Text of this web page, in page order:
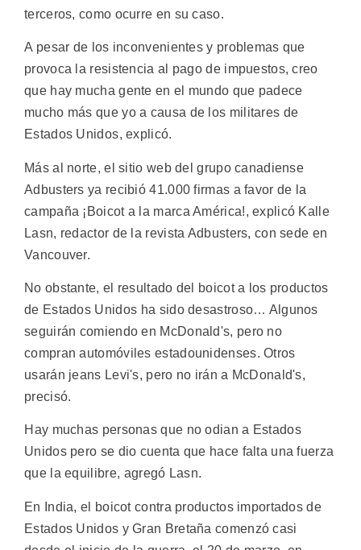
terceros, como ocurre en su caso.
A pesar de los inconvenientes y problemas que
provoca la resistencia al pago de impuestos, creo
que hay mucha gente en el mundo que padece
mucho más que yo a causa de los militares de
Estados Unidos, explicó.
Más al norte, el sitio web del grupo canadiense
Adbusters ya recibió 41.000 firmas a favor de la
campaña ¡Boicot a la marca América!, explicó Kalle
Lasn, redactor de la revista Adbusters, con sede en
Vancouver.
No obstante, el resultado del boicot a los productos
de Estados Unidos ha sido desastroso… Algunos
seguirán comiendo en McDonald's, pero no
compran automóviles estadounidenses. Otros
usarán jeans Levi's, pero no irán a McDonald's,
precisó.
Hay muchas personas que no odian a Estados
Unidos pero se dio cuenta que hace falta una fuerza
que la equilibre, agregó Lasn.
En India, el boicot contra productos importados de
Estados Unidos y Gran Bretaña comenzó casi